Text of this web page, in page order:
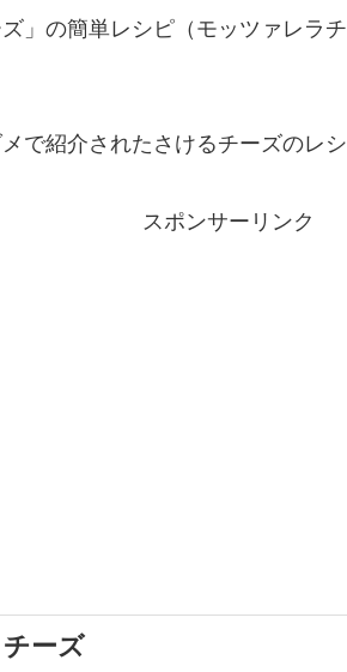
」の簡単レシピ（モッツァレラ
で紹介されたさけるチーズのレ
スポンサーリンク
ーズ